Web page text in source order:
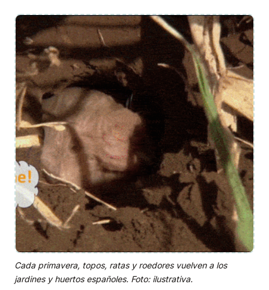
Cada primavera, topos, ratas y roedores vuelven a los
jardines y huertos españoles. Foto: ilustrativa.